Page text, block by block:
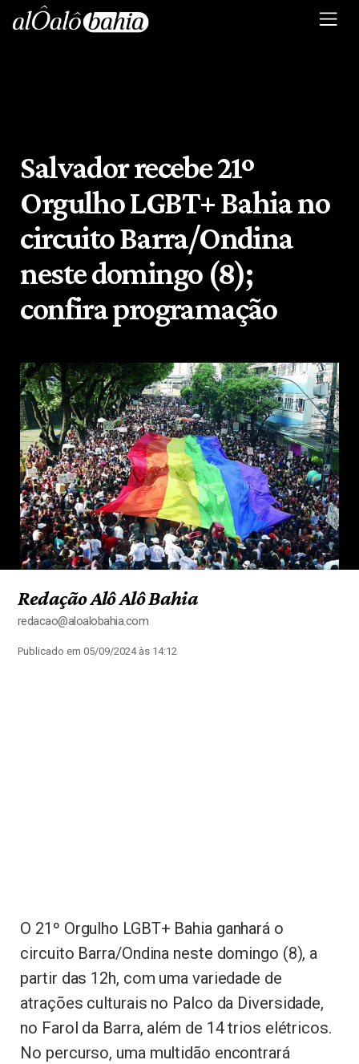
Salvador recebe 21º
Orgulho LGBT+ Bahia no
circuito Barra/Ondina
neste domingo (8);
confira programação
Redação Alô Alô Bahia
redacao@aloalobahia.com
Publicado em 05/09/2024 às 14:12
O 21º Orgulho LGBT+ Bahia ganhará o
circuito Barra/Ondina neste domingo (8), a
partir das 12h, com uma variedade de
atrações culturais no Palco da Diversidade,
no Farol da Barra, além de 14 trios elétricos.
No percurso, uma multidão encontrará